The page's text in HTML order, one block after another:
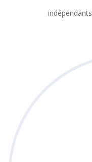
indépendants